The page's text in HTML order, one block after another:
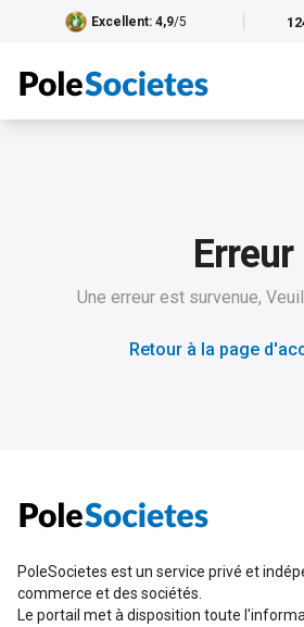
Excellent: 4,9/5
Erreur
Une erreur est survenue,
Retour à la page
PoleSocietes est un service privé et
commerce et des sociétés.
Le portail met à disposition toute